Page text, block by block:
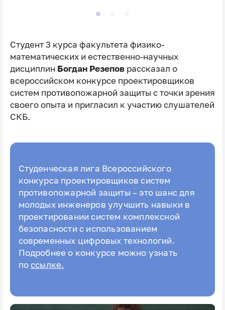
Студент 3 курса факультета физико-
математических и естественно-научных
дисциплин Богдан Резеповрассказал о
всероссийском конкурсе проектировщиков
систем противопожарной защиты с точки зрения
своего опыта и пригласил к участию слушателей
СКБ.
Студенческая лига Всероссийского
конкурса проектировщиков систем
противопожарной защиты – это шанс для
молодых инженеров улучшить навыки в
проектировании систем комплексной
безопасности с использованием
современных цифровых технологий.
Подробнее о конкурсе можно узнать
поссылке.